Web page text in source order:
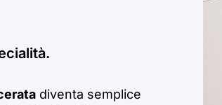
diventa semplice